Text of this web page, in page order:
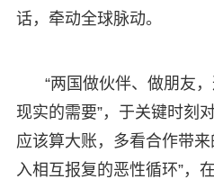
话，牵动全球脉动。
“两国做伙伴、做朋友
现实的需要”，于关键时刻
应该算大账，多看合作带
入相互报复的恶性循环”，